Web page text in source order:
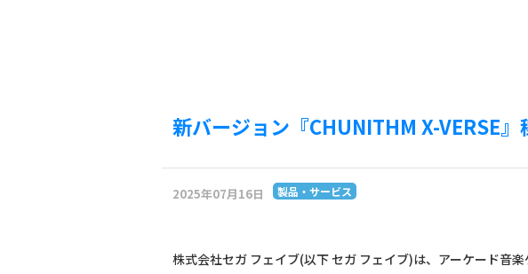
新バージョン『CHUNITHM X-VERSE』
2025年07月16日 製品・サービス
株式会社セガ フェイブ(以下 セガ フェイブ)は、アーケード音